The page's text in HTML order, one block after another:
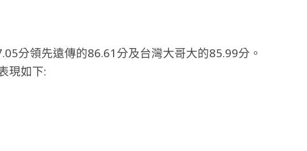
分領先遠傳的86.61分及台灣大哥大的85.99分。
現如下: